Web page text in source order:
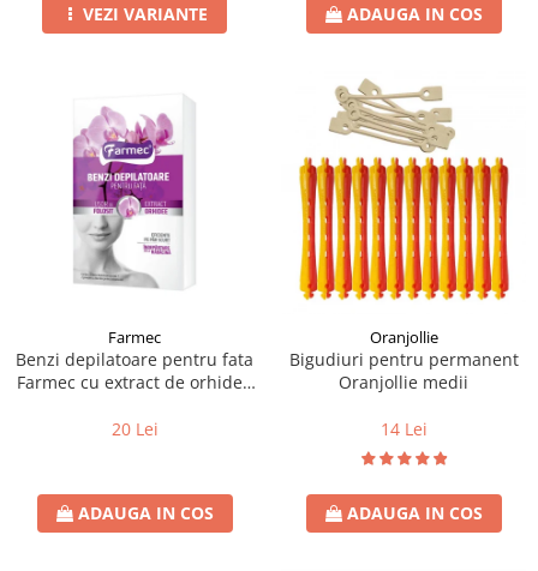
VEZI VARIANTE ADAUGA IN COS
Farmec
Benzi depilatoare pentru fata
Farmec cu extract de orhidee
20 Lei
ADAUGA IN COS
Oranjollie
Bigudiuri pentru permanent
Oranjollie medii
14 Lei
ADAUGA IN COS